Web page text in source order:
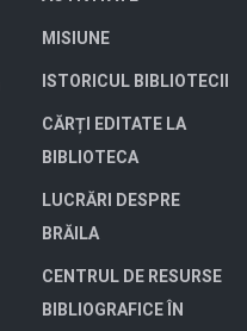
MISIUNE
ISTORICUL BIBLIOTECII
CĂRȚI EDITATE LA
BIBLIOTECA
LUCRĂRI DESPRE
BRĂILA
CENTRUL DE RESURSE
BIBLIOGRAFICE ÎN